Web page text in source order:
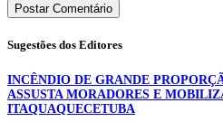
Sugestões dos Editores
INCÊNDIO DE GRANDE
ASSUSTA MORADORES E
ITAQUAQUECETUBA